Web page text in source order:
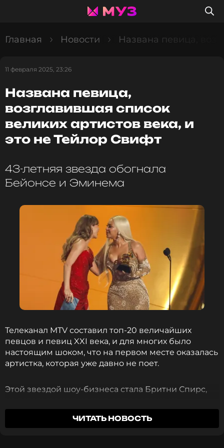
Главная Новости Названа певица,
11 февраля 2025, 23:26
Названа певица,
возглавившая список
великих артистов века, и
это не Тейлор Свифт
43-летняя звезда обогнала
Бейонсе и Эминема
Телеканал MTV составил топ-20 величайших
певцов и певиц XXI века, и для многих было
настоящим шоком, что на первом месте оказалась
артистка, которая уже давно не поет.
Этой звездой шоу-бизнеса стала Бритни Спирс,
протяжении семи лет. Последнее выступление
певицы перед зрителями состоялось в 2018 году в
ЧИТАТЬ НОВОСТЬ